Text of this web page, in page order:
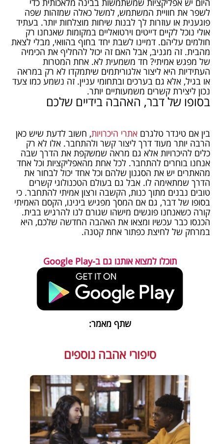
היום יש אפליקציות שמשתמשות בבינה מלאכותית כדי
לשפר את חוויית המשתמש, למשל כאלה שמזהות שפה
פוגענית או עוזרות לך לבנות שיחות מוצלחות יותר. בעתיד
אולי נוכל לקיים דייטים וירטואליים במקומות שאנחנו רק
חולמים עליהם. דמיינו לשבת יחד בחוף בהוואי, מבלי לצאת
מהבית. זה מגניב, אבל האם זה יכול להחליף את הכימיה
של מפגש אמיתי? חד משמעית לא. אחת המטרות
העתידיות היא ליצור אלגוריתמים שיתמקדו לא רק במראה
או בגיל, אלא גם בערכים ובתחומי עניין. זה נשמע כמו צעד
נכון ליצירת קשרים משמעותיים יותר.
בסופו של דבר, האהבה בידיים שלכם
בין אם טינדר טלגרם אתרי היכרויות, חשוב לדעת שיש כאן
הרבה יותר מעוד דרך ליצור קשר ולהתחבר. אלו לא רק
כלים להיכרויות אלא גם מראה שמשקפת את הדרך שבה
אנחנו בוחרים להתחבר. לכל אחת מהאפליקציות וכל אחד
מהאתרים יש את הסגנון שלהם וכל אחד יכול לבחור את
הדרך שמתאימה לו. אבל גם בעולם הטכנולוגי קשרים
טובים נבנים מתוך כנות, הקשבה ורצון אמיתי להתחבר. כי
בסופו של דבר, גם אם המסך מפגיש בינינו, הקסם האמיתי
קורה כשאנחנו פוגשים מישהו שגורם לנו להרגיש בבית.
הכנסו כבר עכשיו ומצאו את האהבה החדשה שלכם, היא
במרחק של לחיצת כפתור אחת קטנה.
תוכלו למצוא אותנו גם ב-Google Play
שתף מאמר:
סיפורי אהבה נוספים